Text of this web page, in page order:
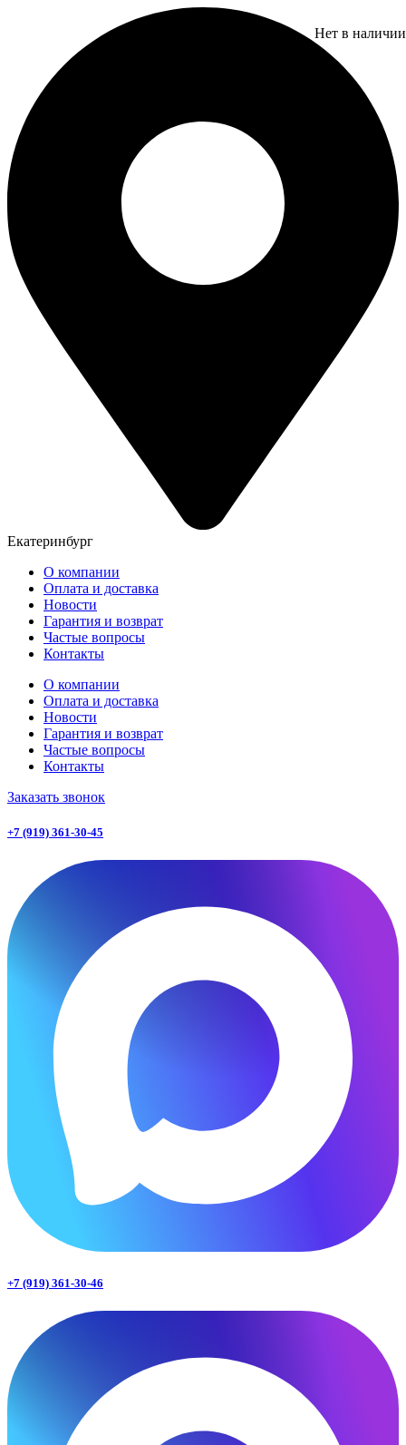
содержимому
Екатеринбург
О компании
Оплата и доставка
Новости
Гарантия и возврат
Частые вопросы
Контакты
О компании
Оплата и доставка
Новости
Гарантия и возврат
Частые вопросы
Контакты
Заказать звонок
+7 (919) 361-30-45
+7 (919) 361-30-46
Нет в наличии